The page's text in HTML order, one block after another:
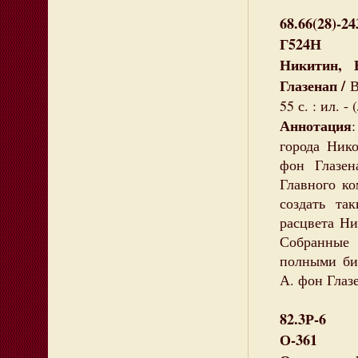
68.66(28)-
Г524Н
Никитин,
Глазенап /
55 с. : ил. -
Аннотация
города
фон
Главного
создать
расцвета
полными
А. фон
82.3Р-6
О-361